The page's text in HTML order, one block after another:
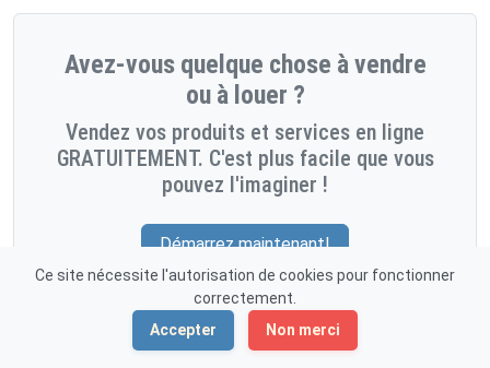
Avez-vous quelque chose à vendre
ou à louer ?
Vendez vos produits et services en ligne
GRATUITEMENT. C'est plus facile que vous
pouvez l'imaginer !
Démarrez maintenant!
Ce site nécessite l'autorisation de cookies pour fonctionner
correctement.
Accepter
Non merci